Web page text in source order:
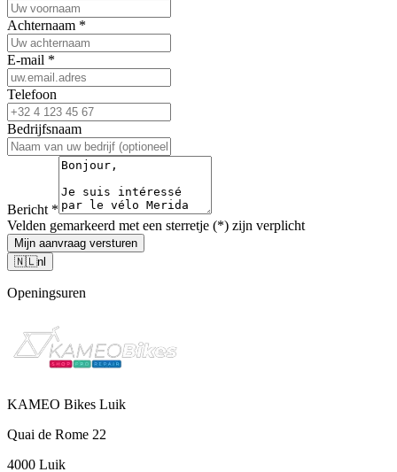
Achternaam *
E-mail *
Telefoon
Bedrijfsnaam
Bericht *
Velden gemarkeerd met een sterretje (*) zijn verplicht
Mijn aanvraag versturen
🇳🇱nl
Openingsuren
KAMEO Bikes Luik
Quai de Rome 22
4000 Luik